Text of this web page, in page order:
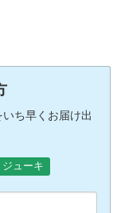
ち早くお届け出
ジューキ